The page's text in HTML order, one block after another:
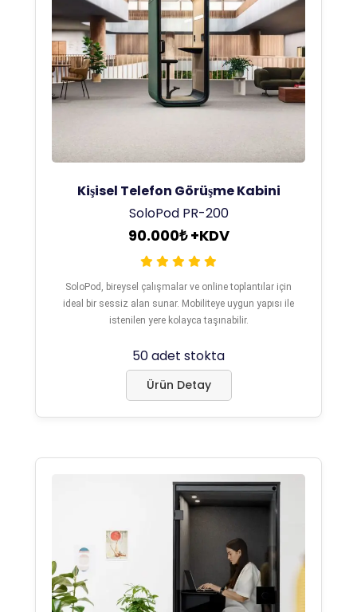
Kişisel Telefon Görüşme Kabini
SoloPod PR-200
90.000₺ +KDV
SoloPod, bireysel çalışmalar ve online toplantılar için
ideal bir sessiz alan sunar. Mobiliteye uygun yapısı ile
istenilen yere kolayca taşınabilir.
50 adet stokta
Ürün Detay